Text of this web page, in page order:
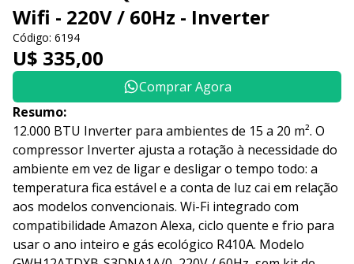
Wifi - 220V / 60Hz - Inverter
Código: 6194
U$ 335,00
Comprar Agora
Resumo:
12.000 BTU Inverter para ambientes de 15 a 20 m². O
compressor Inverter ajusta a rotação à necessidade do
ambiente em vez de ligar e desligar o tempo todo: a
temperatura fica estável e a conta de luz cai em relação
aos modelos convencionais. Wi-Fi integrado com
compatibilidade Amazon Alexa, ciclo quente e frio para
usar o ano inteiro e gás ecológico R410A. Modelo